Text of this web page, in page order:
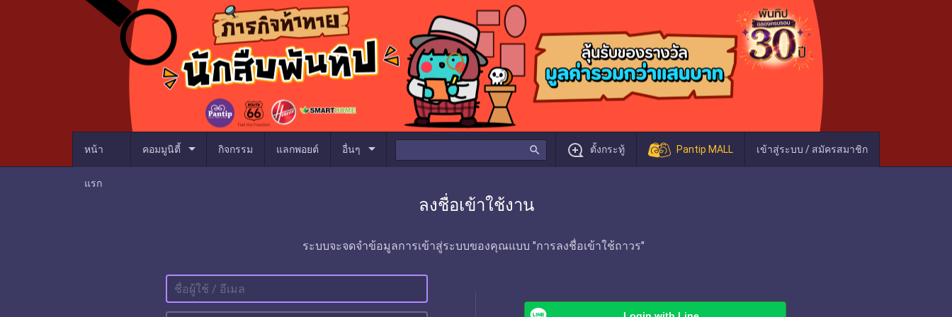
หน้า
แรก
คอมมูนิตี้ arrow_drop_down กิจกรรม แลกพอยต์ อื่นๆ arrow_drop_down search ตั้งกระทู้ Pantip MALL เข้าสู่ระบบ / สมัครสมาชิก
ลงชื่อเข้าใช้งาน
ระบบจะจดจำข้อมูลการเข้าสู่ระบบของคุณแบบ "การลงชื่อเข้าใช้ถาวร"